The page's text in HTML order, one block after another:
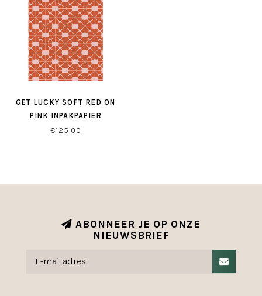
GET LUCKY SOFT RED ON
PINK INPAKPAPIER
€125,00
ABONNEER JE OP ONZE
NIEUWSBRIEF